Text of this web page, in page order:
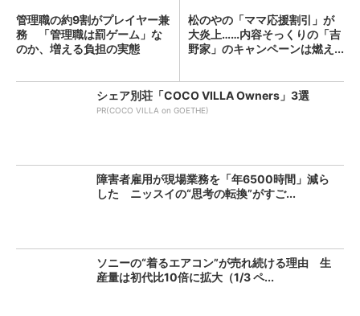
管理職の約9割がプレイヤー兼
務 「管理職は罰ゲーム」な
のか、増える負担の実態
松のやの「ママ応援割引」が
大炎上……内容そっくりの「吉
野家」のキャンペーンは燃え...
シェア別荘「COCO VILLA Owners」3選
PR(COCO VILLA on GOETHE)
障害者雇用が現場業務を「年6500時間」減ら
した ニッスイの“思考の転換”がすご...
ソニーの“着るエアコン”が売れ続ける理由 生
産量は初代比10倍に拡大（1/3 ペ...